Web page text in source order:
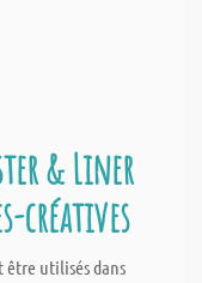
& Liner
créatives
être utilisés dans